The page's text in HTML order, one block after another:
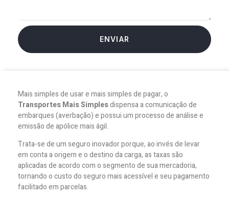
ENVIAR
Mais simples de usar e mais simples de pagar, o
Transportes Mais Simplesdispensa a comunicação de
embarques (averbação) e possui um processo de análise e
emissão de apólice mais ágil.
Trata-se de um seguro inovador porque, ao invés de levar
em conta a origem e o destino da carga, as taxas são
aplicadas de acordo com o segmento de sua mercadoria,
tornando o custo do seguro mais acessível e seu pagamento
facilitado em parcelas.